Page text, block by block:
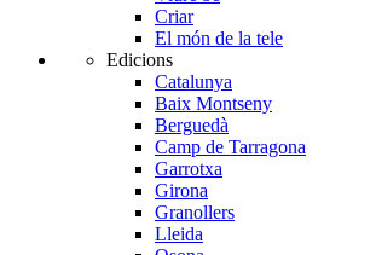
Criar
El món de la tele
Edicions
Catalunya
Baix Montseny
Berguedà
Camp de Tarragona
Garrotxa
Girona
Granollers
Lleida